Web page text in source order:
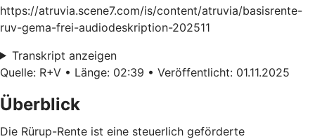
https://atruvia.scene7.com/is/content/atruvia/basisrente-
ruv-gema-frei-audiodeskription-202511
Transkript anzeigen
Quelle: R+V • Länge: 02:39 • Veröffentlicht: 01.11.2025
Überblick
Die Rürup-Rente ist eine steuerlich geförderte